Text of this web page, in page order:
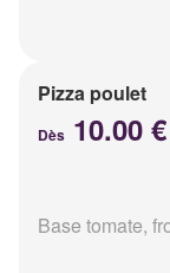
Pizza poulet
Dès 10.00 €
Base tomate,